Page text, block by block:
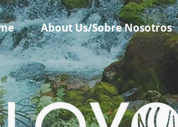
About Us/Sobre Nosotros